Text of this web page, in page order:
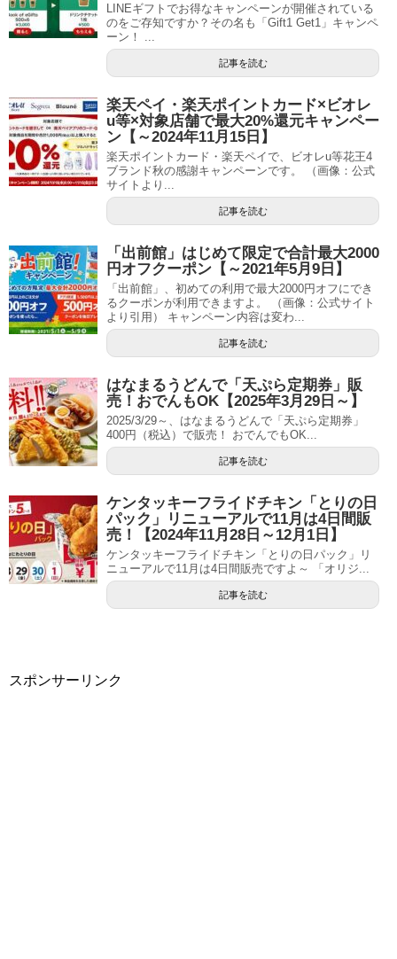
LINEギフトでお得なキャンペーンが開催されている
のをご存知ですか？その名も「Gift1 Get1」キャンペ
ーン！ ...
記事を読む
楽天ペイ・楽天ポイントカード×ビオレ
u等×対象店舗で最大20%還元キャンペー
ン【～2024年11月15日】
楽天ポイントカード・楽天ペイで、ビオレu等花王4
ブランド秋の感謝キャンペーンです。 （画像：公式
サイトより...
記事を読む
「出前館」はじめて限定で合計最大2000
円オフクーポン【～2021年5月9日】
「出前館」、初めての利用で最大2000円オフにでき
るクーポンが利用できますよ。 （画像：公式サイト
より引用） キャンペーン内容は変わ...
記事を読む
はなまるうどんで「天ぷら定期券」販
売！おでんもOK【2025年3月29日～】
2025/3/29～、はなまるうどんで「天ぷら定期券」
400円（税込）で販売！ おでんでもOK...
記事を読む
ケンタッキーフライドチキン「とりの日
パック」リニューアルで11月は4日間販
売！【2024年11月28日～12月1日】
ケンタッキーフライドチキン「とりの日パック」リ
ニューアルで11月は4日間販売ですよ～ 「オリジ...
記事を読む
スポンサーリンク